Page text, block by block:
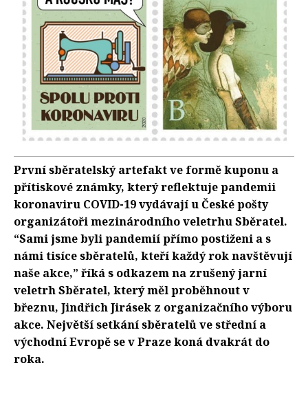
První sběratelský artefakt ve formě kuponu a
přítiskové známky, který reflektuje pandemii
koronaviru COVID-19 vydávají u České pošty
organizátoři mezinárodního veletrhu Sběratel.
“Sami jsme byli pandemií přímo postiženi a s
námi tisíce sběratelů, kteří každý rok navštěvují
naše akce,” říká s odkazem na zrušený jarní
veletrh Sběratel, který měl proběhnout v
březnu, Jindřich Jirásek z organizačního výboru
akce. Největší setkání sběratelů ve střední a
východní Evropě se v Praze koná dvakrát do
roka.